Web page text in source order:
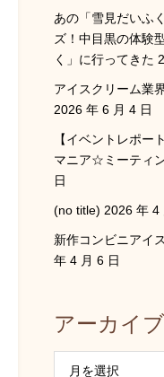
あの「雪見だいふ
ズ！中目黒の体験
く」に行ってきた
アイスクリーム業
2026 年 6 月 4 日
【イベントレポー
マニア☆ミーティ
日
(no title) 2026 年 4
新作コンビニアイ
年 4 月 6 日
アーカイブ